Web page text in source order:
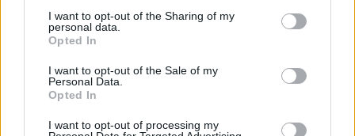
I want to opt-out of the Sharing of my
personal data.
Opted In
I want to opt-out of the Sale of my
Personal Data.
Opted In
I want to opt-out of processing my
Comentari: